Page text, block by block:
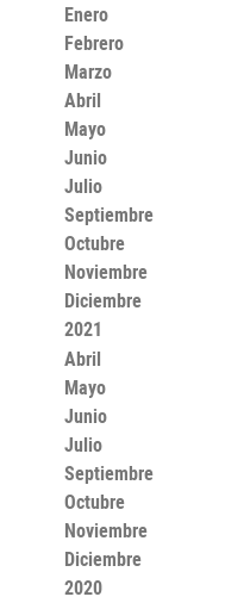
Enero
Febrero
Marzo
Abril
Mayo
Junio
Julio
Septiembre
Octubre
Noviembre
Diciembre
2021
Abril
Mayo
Junio
Julio
Septiembre
Octubre
Noviembre
Diciembre
2020